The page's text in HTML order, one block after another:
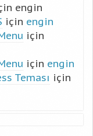
engin
için engin
için
için engin
Teması için